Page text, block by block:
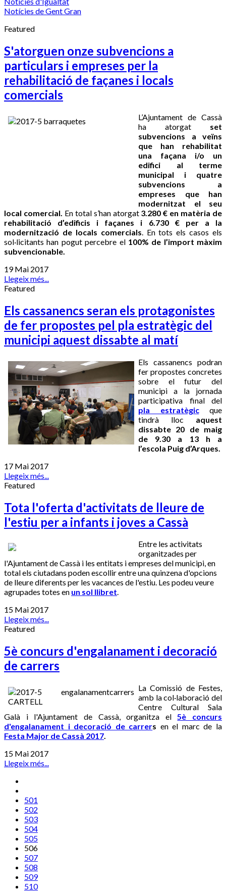
Notícies de Gent Gran
Featured
S'atorguen onze subvencions a
particulars i empreses per la
rehabilitació de façanes i locals
comercials
L’Ajuntament de Cassà
ha atorgat set
subvencions a veïns
que han rehabilitat
una façana i/o un
edifici al terme
municipal i quatre
subvencions a
empreses que han
modernitzat el seu
local comercial. En total s’han atorgat 3.280 € en matèria de
rehabilitació d’edificis i façanes i 6.730 € per a la
modernització de locals comercials. En tots els casos els
sol·licitants han pogut percebre el 100% de l’import màxim
subvencionable.
19 Mai 2017
Llegeix més...
Featured
Els cassanencs seran els protagonistes
de fer propostes pel pla estratègic del
municipi aquest dissabte al matí
Els cassanencs podran
fer propostes concretes
sobre el futur del
municipi a la jornada
participativa final del
pla estratègicque
tindrà lloc aquest
dissabte 20 de maig
de 9.30 a 13 h a
l’escola Puig d’Arques.
17 Mai 2017
Llegeix més...
Featured
Tota l'oferta d'activitats de lleure de
l'estiu per a infants i joves a Cassà
Entre les activitats
organitzades per
l'Ajuntament de Cassà i les entitats i empreses del municipi, en
total els ciutadans poden escollir entre una quinzena d'opcions
de lleure diferents per les vacances de l'estiu. Les podeu veure
agrupades totes en un sol llibret.
15 Mai 2017
Llegeix més...
Featured
5è concurs d'engalanament i decoració
de carrers
La Comissió de Festes,
amb la col·laboració del
Centre Cultural Sala
Galà i l'Ajuntament de Cassà, organitza el5è concurs
d'engalanament i decoració de carrers en el marc de la
Festa Major de Cassà 2017.
15 Mai 2017
Llegeix més...
501
502
503
504
505
506
507
508
509
510